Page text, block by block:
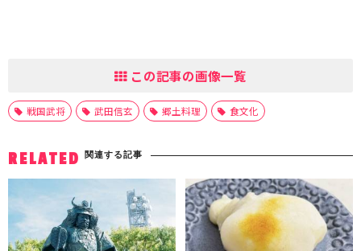
この記事の画像一覧
戦国武将 武田信玄 郷土料理 食文化
RELATED 関連する記事